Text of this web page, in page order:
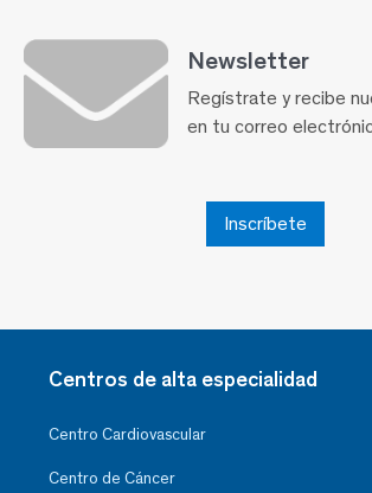
Newsletter
Regístrate y recibe
en tu correo
Inscríbete
Centros de alta especialidad
Centro Cardiovascular
Centro de Cáncer